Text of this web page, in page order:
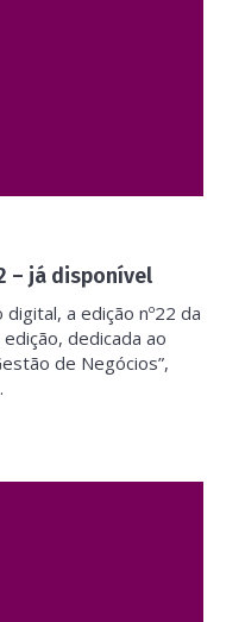
– já disponível
a edição nº22 da
dedicada ao
de Negócios”,